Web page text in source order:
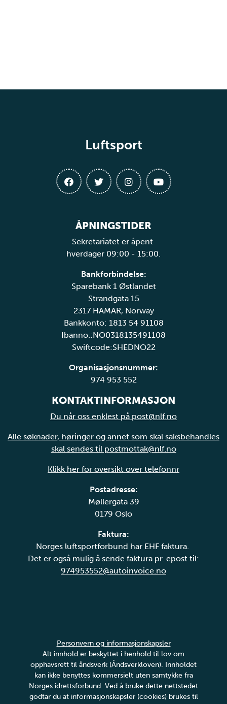
Luftsport
ÅPNINGSTIDER
Sekretariatet er åpent
hverdager 09:00 - 15:00.
Bankforbindelse:
Sparebank 1 Østlandet
Strandgata 15
2317 HAMAR, Norway
Bankkonto: 1813 54 91108
Ibanno.:NO0318135491108
Swiftcode:SHEDNO22
Organisasjonsnummer:
974 953 552
KONTAKTINFORMASJON
Du når oss enklest på post@nlf.no
Alle søknader, høringer og annet som skal saksbehandles
skal sendes til postmottak@nlf.no
Klikk her for oversikt over telefonnr
Postadresse:
Møllergata 39
0179 Oslo
Faktura:
Norges luftsportforbund har EHF faktura.
Det er også mulig å sende faktura pr. epost til:
974953552@autoinvoice.no
Personvern og informasjonskapsler
Alt innhold er beskyttet i henhold til lov om
opphavsrett til åndsverk (Åndsverkloven). Innholdet
kan ikke benyttes kommersielt uten samtykke fra
Norges idrettsforbund. Ved å bruke dette nettstedet
godtar du at informasjonskapsler (cookies) brukes til